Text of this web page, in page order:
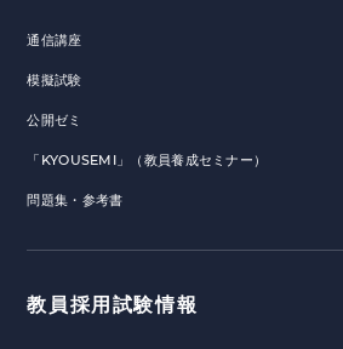
通信講座
模擬試験
公開ゼミ
「KYOUSEMI」（教員養成セミナー）
問題集・参考書
教員採用試験情報